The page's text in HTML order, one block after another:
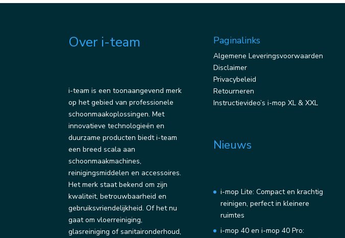
Over i-team
i-team is een toonaangevend merk
op het gebied van professionele
schoonmaakoplossingen. Met
innovatieve technologieën en
duurzame producten biedt i-team
een breed scala aan
schoonmaakmachines,
reinigingsmiddelen en accessoires.
Het merk staat bekend om zijn
kwaliteit, betrouwbaarheid en
gebruiksvriendelijkheid. Of het nu
gaat om vloerreiniging,
glasreiniging of sanitaironderhoud,
Paginalinks
Algemene Leveringsvoorwaarden
Disclaimer
Privacybeleid
Retourneren
Instructievideo’s i-mop XL & XXL
Nieuws
i-mop Lite: Compact en krachtig
reinigen, perfect in kleinere
ruimtes
i-mop 40 en i-mop 40 Pro: